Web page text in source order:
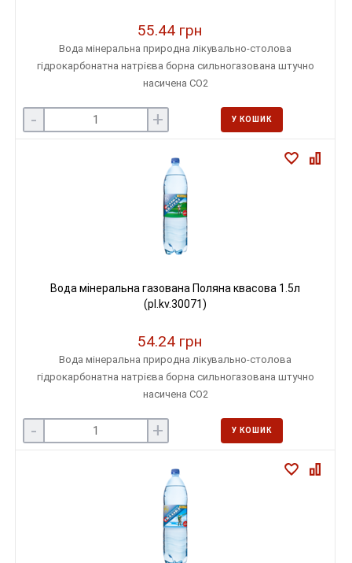
55.44 грн
Вода мінеральна природна лікувально-столова
гідрокарбонатна натрієва борна сильногазована штучно
насичена СО2
- + У КОШИК
Вода мінеральна газована Поляна квасова 1.5л
(pl.kv.30071)
54.24 грн
Вода мінеральна природна лікувально-столова
гідрокарбонатна натрієва борна сильногазована штучно
насичена СО2
- + У КОШИК